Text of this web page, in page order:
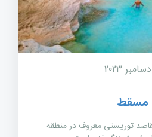
مسقط
توریستی معروف در منطقه